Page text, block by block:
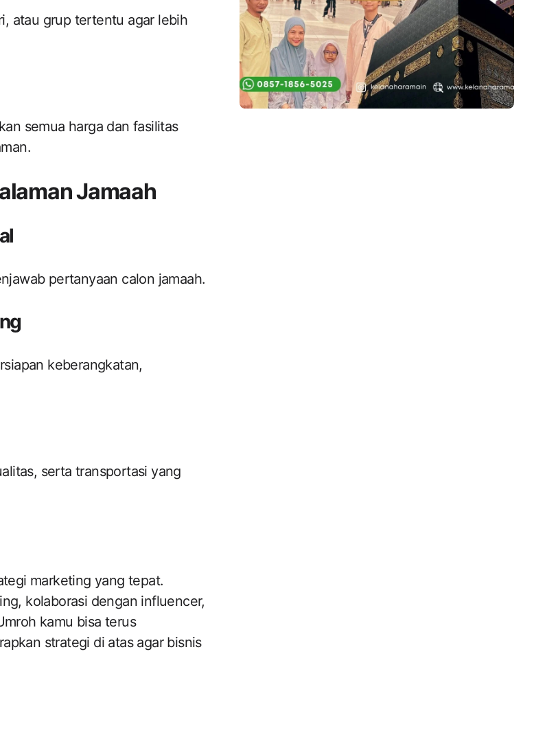
atau grup tertentu agar lebih
semua harga dan fasilitas
Jamaah
pertanyaan calon jamaah.
keberangkatan,
serta transportasi yang
marketing yang tepat.
kolaborasi dengan influencer,
kamu bisa terus
strategi di atas agar bisnis